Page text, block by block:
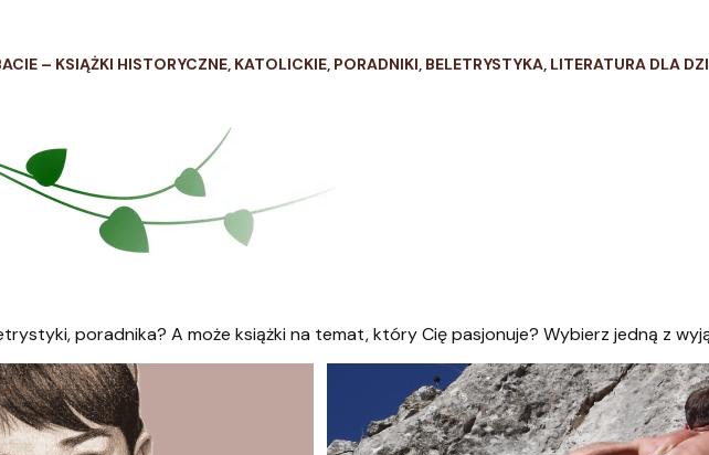
– KSIĄŻKI HISTORYCZNE, KATOLICKIE, PORADNIKI, BELETRYSTYKA, LITERATURA DLA
poradnika? A może książki na temat, który Cię pasjonuje? Wybierz jedną z